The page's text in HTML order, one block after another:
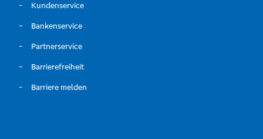
Kundenservice
Bankenservice
Partnerservice
Barrierefreiheit
Barriere melden